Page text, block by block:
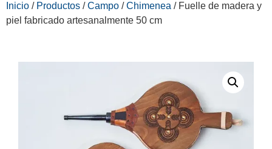
Inicio / Productos /Campo /Chimenea / Fuelle de madera y
piel fabricado artesanalmente 50 cm